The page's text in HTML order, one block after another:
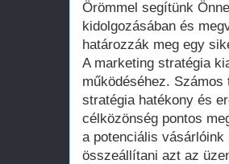
Örömmel segítünk
kidolgozásában és
határozzák meg egy
A marketing stratégia
működéséhez.
stratégia hatékony és
célközönség pontos
a potenciális
összeállítani azt az